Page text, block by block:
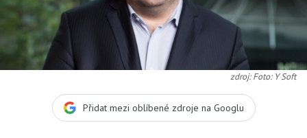
zdroj: Foto: Y Soft
Přidat mezi oblíbené zdroje na Googlu